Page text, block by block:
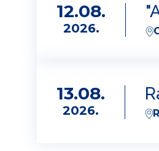
12.08.
2026.
13.08.
2026.